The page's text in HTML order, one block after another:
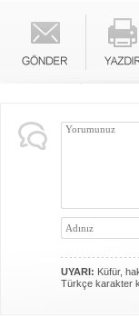
UYARI: Küfür,
Türkçe karakter